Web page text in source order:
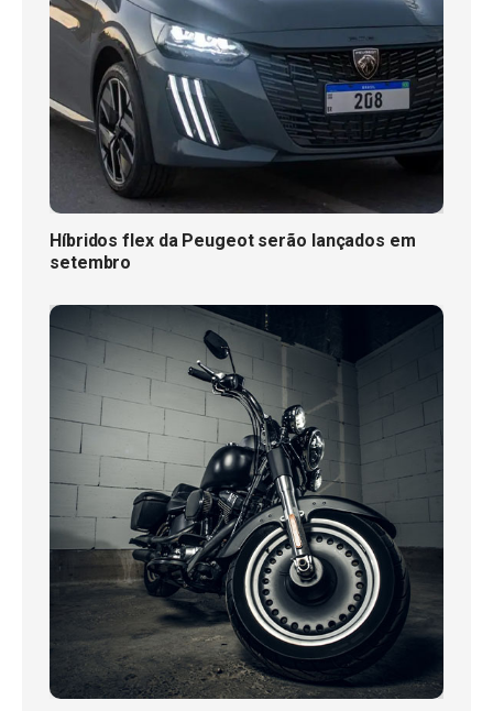
Híbridos flex da Peugeot serão lançados em
setembro